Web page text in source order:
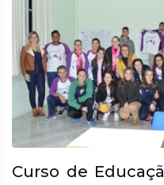
Curso de